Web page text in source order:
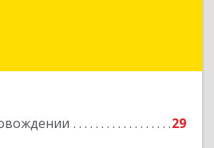
29
обл, Сосновый Бор г,